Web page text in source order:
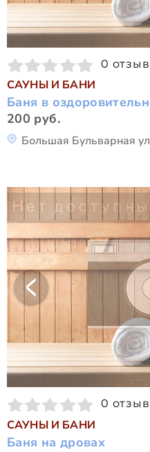
0
САУНЫ И БАНИ
Баня в
200 руб.
Большая Бульварная
0
САУНЫ И БАНИ
Баня на дровах